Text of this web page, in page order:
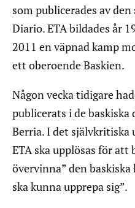
som publicerades av
Diario. ETA bildades år
2011 en väpnad kamp
ett oberoende Baskien.
Någon vecka tidigare
publicerats i de
Berria. I det
ETA ska upplösas för
övervinna” den
ska kunna upprepa sig”.